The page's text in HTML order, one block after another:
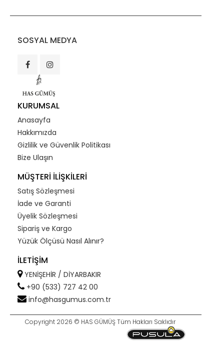
SOSYAL MEDYA
KURUMSAL
Anasayfa
Hakkımızda
Gizlilik ve Güvenlik Politikası
Bize Ulaşın
MÜŞTERİ İLİŞKİLERİ
Satış Sözleşmesi
İade ve Garanti
Üyelik Sözleşmesi
Sipariş ve Kargo
Yüzük Ölçüsü Nasıl Alınır?
İLETİŞİM
YENİŞEHİR / DİYARBAKIR
+90 (533) 727 42 00
info@hasgumus.com.tr
Copyright 2026 © HAS GÜMÜŞ Tüm Hakları Saklıdır